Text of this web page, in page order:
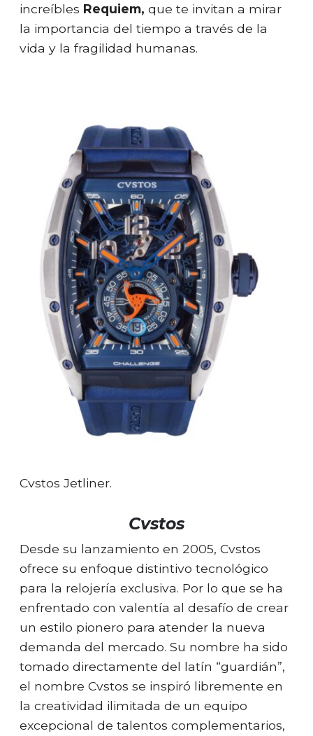
increíbles Requiem, que te invitan a mirar
la importancia del tiempo a través de la
vida y la fragilidad humanas.
Cvstos Jetliner.
Cvstos
Desde su lanzamiento en 2005, Cvstos
ofrece su enfoque distintivo tecnológico
para la relojería exclusiva. Por lo que se ha
enfrentado con valentía al desafío de crear
un estilo pionero para atender la nueva
demanda del mercado. Su nombre ha sido
tomado directamente del latín “guardián”,
el nombre Cvstos se inspiró libremente en
la creatividad ilimitada de un equipo
excepcional de talentos complementarios,